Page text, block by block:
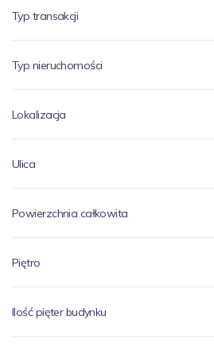
Typ transakcji
Typ nieruchomości
Lokalizacja
Ulica
Powierzchnia całkowita
Piętro
Ilość pięter budynku